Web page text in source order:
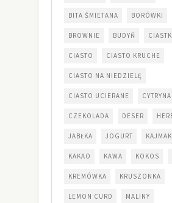
BITA ŚMIETANA BORÓWKI
BROWNIE BUDYŃ
CIASTO CIASTO KRUCHE
CIASTO NA NIEDZIELĘ
CIASTO UCIERANE CYTRYNA
CZEKOLADA DESER
JABŁKA JOGURT KAJMAK
KAKAO KAWA KOKOS
KREMÓWKA KRUSZONKA
LEMON CURD MALINY